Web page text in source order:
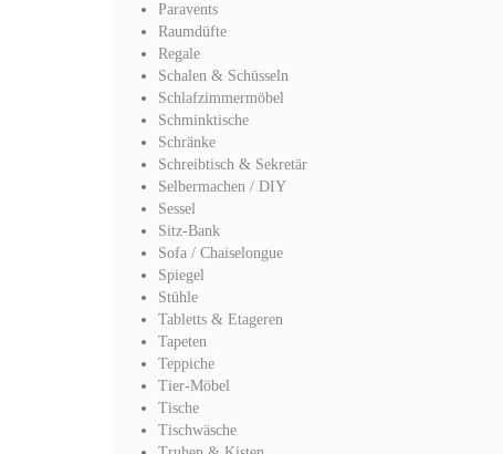
Paravents
Raumdüfte
Regale
Schalen & Schüsseln
Schlafzimmermöbel
Schminktische
Schränke
Schreibtisch & Sekretär
Selbermachen / DIY
Sessel
Sitz-Bank
Sofa / Chaiselongue
Spiegel
Stühle
Tabletts & Etageren
Tapeten
Teppiche
Tier-Möbel
Tische
Tischwäsche